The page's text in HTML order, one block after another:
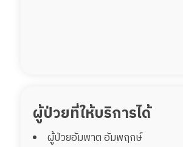
ผู้ป่วยที่ให้บริการได้
ผู้ป่วยอัมพาต อัมพฤกษ์